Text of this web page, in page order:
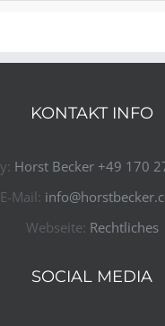
KONTAKT INFO
Horst Becker ​+49 170
E-Mail:
Webseite: Rechtliches
SOCIAL MEDIA